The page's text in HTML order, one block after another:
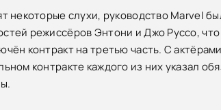
некоторые слухи, руководство Marvel
режиссёров Энтони и Джо Руссо,
контракт на третью часть. С
контракте каждого из них указал